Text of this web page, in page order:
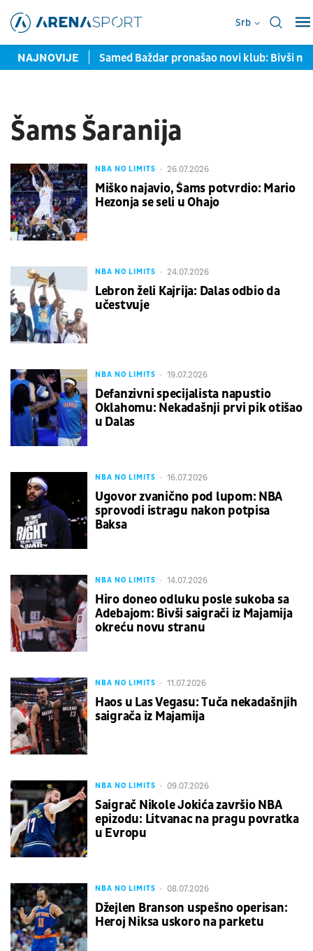
Srb
NAJNOVIJE
u Torontu Samed Baždar pronašao novi klub: Bivši
Šams Šaranija
NBA NO LIMITS 26.07.2026
Miško najavio, Šams potvrdio: Mario
Hezonja se seli u Ohajo
NBA NO LIMITS 24.07.2026
Lebron želi Kajrija: Dalas odbio da
učestvuje
NBA NO LIMITS 19.07.2026
Defanzivni specijalista napustio
Oklahomu: Nekadašnji prvi pik otišao
u Dalas
NBA NO LIMITS 16.07.2026
Ugovor zvanično pod lupom: NBA
sprovodi istragu nakon potpisa
Baksa
NBA NO LIMITS 14.07.2026
Hiro doneo odluku posle sukoba sa
Adebajom: Bivši saigrači iz Majamija
okreću novu stranu
NBA NO LIMITS 11.07.2026
Haos u Las Vegasu: Tuča nekadašnjih
saigrača iz Majamija
NBA NO LIMITS 09.07.2026
Saigrač Nikole Jokića završio NBA
epizodu: Litvanac na pragu povratka
u Evropu
NBA NO LIMITS 08.07.2026
Džejlen Branson uspešno operisan:
Heroj Niksa uskoro na parketu